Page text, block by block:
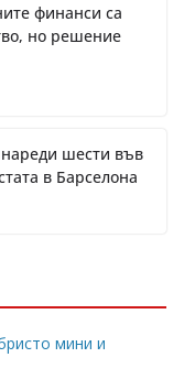
финанси са
но решение
шести във
в Барселона
мини и